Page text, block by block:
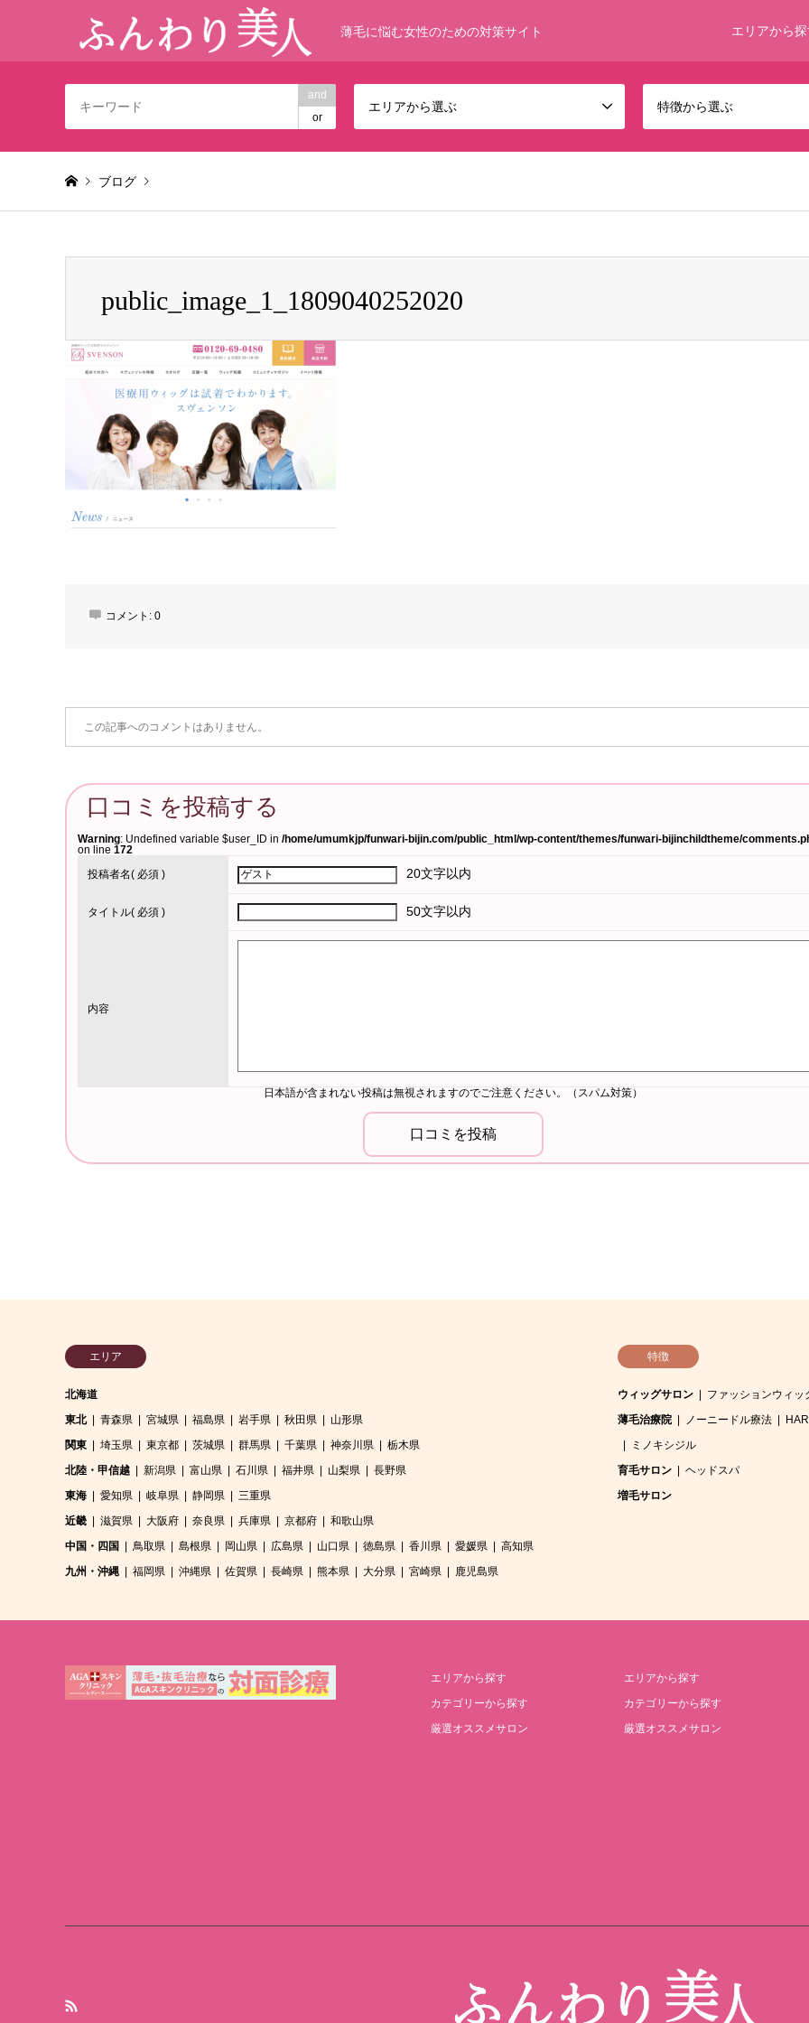
薄毛に悩む女性のための対策サイト エリアから
and
or
エリアから選ぶ 特徴から選ぶ
ブログ
public_image_1_1809040252020
public_image_1_1809040252020
コメント: 0
この記事へのコメントはありません。
口コミを投稿する
Warning : Undefined variable $user_ID in /home/umumkjp/funwari-bijin.com/public_html/wp-content/themes/funwari-bijinchildtheme/
on line 172
投稿者名( 必須 ) 20文字以内
タイトル( 必須 ) 50文字以内
内容
日本語が含まれない投稿は無視されますのでご注意ください。（スパム対策）
エリア
北海道
東北
青森県 宮城県 福島県 岩手県 秋田県
山形県
関東
埼玉県 東京都 茨城県 群馬県 千葉県 神奈川県
栃木県
北陸・甲信越
新潟県 富山県 石川県 福井県 山梨県
長野県
東海
愛知県 岐阜県 静岡県
三重県
近畿
滋賀県 大阪府 奈良県 兵庫県 京都府
和歌山県
中国・四国
鳥取県 島根県 岡山県 広島県 山口県 徳島県 香川県 愛媛県
高知県
九州・沖縄
福岡県 沖縄県 佐賀県 長崎県 熊本県 大分県 宮崎県 鹿児島県
特徴
ウィッグサロン
ファッションウィッ
薄毛治療院
ノーニードル療法
ミノキシジル
育毛サロン
ヘッドスパ
増毛サロン
エリアから探す
カテゴリーから探す
厳選オススメサロン
エリアから探す
カテゴリーから探す
厳選オススメサロン